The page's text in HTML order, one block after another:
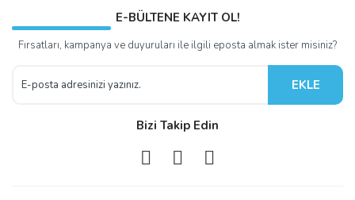
E-BÜLTENE KAYIT OL!
Fırsatları, kampanya ve duyuruları ile ilgili eposta almak ister misiniz?
EKLE
Bizi Takip Edin